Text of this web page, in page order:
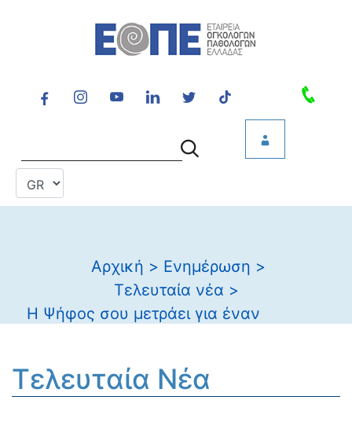
Αρχική > Ενημέρωση >
Τελευταία νέα >
Η Ψήφος σου μετράει για έναν
Τελευταία Νέα